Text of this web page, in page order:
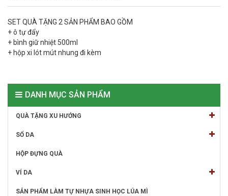
SET QUÀ TẶNG 2 SẢN PHẨM BAO GỒM
+ ô tự đẩy
+ bình giữ nhiệt 500ml
+ hộp xi lót mút nhung đi kèm
DANH MỤC SẢN PHẨM
QUÀ TẶNG XU HƯỚNG
SỔ DA
HỘP ĐỰNG QUÀ
VÍ DA
SẢN PHẨM LÀM TỰ NHỰA SINH HỌC LÚA MÌ